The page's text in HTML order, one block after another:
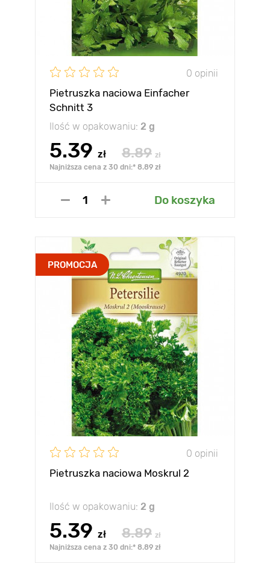
0 opinii
Pietruszka naciowa Einfacher
Schnitt 3
Ilość w opakowaniu: 2 g
5.39 zł 8.89 zł
Najniższa cena z 30 dni:* 8.89 zł
Do koszyka
PROMOCJA
0 opinii
Pietruszka naciowa Moskrul 2
Ilość w opakowaniu: 2 g
5.39 zł 8.89 zł
Najniższa cena z 30 dni:* 8.89 zł